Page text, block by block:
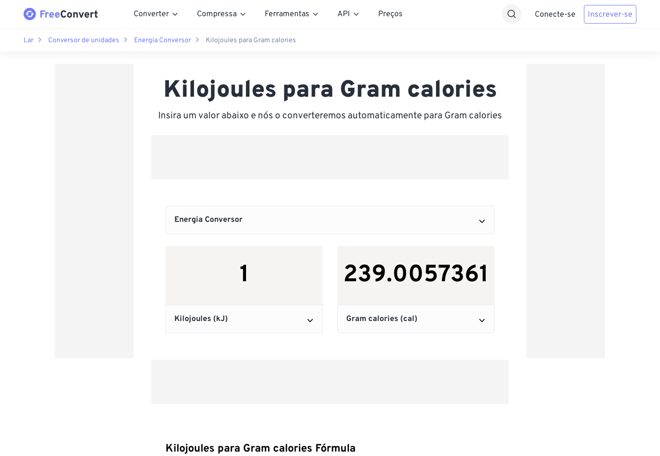
Converter Compressa Ferramentas API Preços Conecte-se Inscrever-se
Lar Conversor de unidades Energia Conversor Kilojoules para Gram calories
Kilojoules para Gram calories
Insira um valor abaixo e nós o converteremos automaticamente para Gram calories
Kilojoules para Gram calories Fórmula